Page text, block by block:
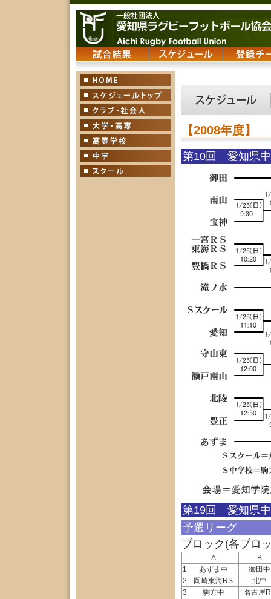
【2008年度】
第10回 愛知県中
第19回 愛知県中
予選リーグ
ブロック(各ブロ
A
B
1
あずま中
御田中
2
岡崎東海RS
北中
3
駒方中
名古屋